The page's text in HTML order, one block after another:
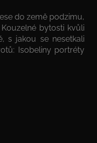
do země podzimu,
bytosti kvůli
s jakou se nesetkali
Isobeliny portréty